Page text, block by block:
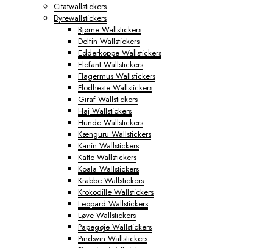
Citatwallstickers
Dyrewallstickers
Bjørne Wallstickers
Delfin Wallstickers
Edderkoppe Wallstickers
Elefant Wallstickers
Flagermus Wallstickers
Flodheste Wallstickers
Giraf Wallstickers
Haj Wallstickers
Hunde Wallstickers
Kænguru Wallstickers
Kanin Wallstickers
Katte Wallstickers
Koala Wallstickers
Krabbe Wallstickers
Krokodille Wallstickers
Leopard Wallstickers
Løve Wallstickers
Papegøje Wallstickers
Pindsvin Wallstickers